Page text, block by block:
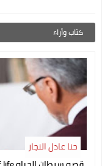
كتاب وأراء
حنا عادل النجار